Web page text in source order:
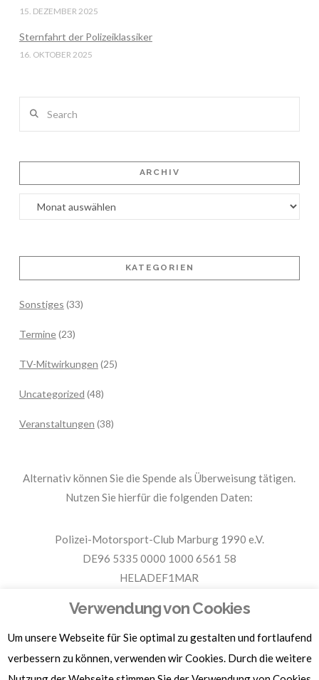
15. DEZEMBER 2025
Sternfahrt der Polizeiklassiker
16. OKTOBER 2025
ARCHIV
Archiv
KATEGORIEN
Sonstiges (33)
Termine(23)
TV-Mitwirkungen (25)
Uncategorized (48)
Veranstaltungen (38)
Alternativ können Sie die Spende als Überweisung tätigen.
Nutzen Sie hierfür die folgenden Daten:
Polizei-Motorsport-Club Marburg 1990 e.V.
DE96 5335 0000 1000 6561 58
HELADEF1MAR
Für Spendenbescheinigungen, Sachspenden und weitere
Informationen, hier klicken.
Verwendung von Cookies
Um unsere Webseite für Sie optimal zu gestalten und fortlaufend
verbessern zu können, verwenden wir Cookies. Durch die weitere